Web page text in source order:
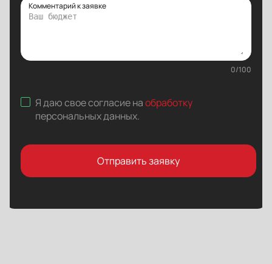
Комментарий к заявке
0/100
Я даю свое согласие наобработку
персональных данных.
Отправить заявку